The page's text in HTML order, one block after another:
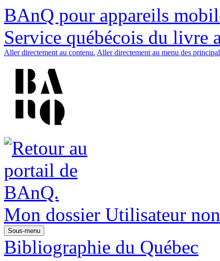
BAnQ pour appareils
Service québécois du livre
Aller directement au contenu. Aller directement au menu des
Mon dossier Utilisateur
Sous-menu
Bibliographie du Québec